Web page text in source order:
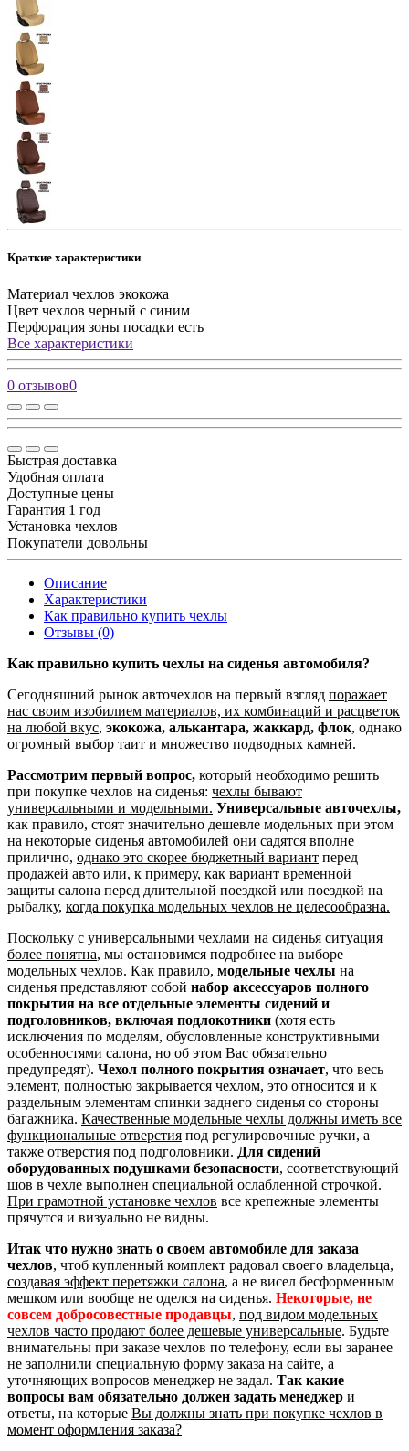
Краткие характеристики
Материал чехлов экокожа
Цвет чехлов черный с синим
Перфорация зоны посадки есть
Все характеристики
0 отзывов0
Быстрая доставка
Удобная оплата
Доступные цены
Гарантия 1 год
Установка чехлов
Покупатели довольны
Описание
Характеристики
Как правильно купить чехлы
Отзывы (0)
Как правильно купить чехлы на сиденья автомобиля?
Сегодняшний рынок авточехлов на первый взгляд поражает
нас своим изобилием материалов, их комбинаций и расцветок
на любой вкус, экокожа, алькантара, жаккард, флок, однако
огромный выбор таит и множество подводных камней.
Рассмотрим первый вопрос, который необходимо решить
при покупке чехлов на сиденья: чехлы бывают
универсальными и модельными. Универсальные авточехлы,
как правило, стоят значительно дешевле модельных при этом
на некоторые сиденья автомобилей они садятся вполне
прилично, однако это скорее бюджетный вариант перед
продажей авто или, к примеру, как вариант временной
защиты салона перед длительной поездкой или поездкой на
рыбалку, когда покупка модельных чехлов не целесообразна.
Поскольку с универсальными чехлами на сиденья ситуация
более понятна, мы остановимся подробнее на выборе
модельных чехлов. Как правило, модельные чехлы на
сиденья представляют собой набор аксессуаров полного
покрытия на все отдельные элементы сидений и
подголовников, включая подлокотники (хотя есть
исключения по моделям, обусловленные конструктивными
особенностями салона, но об этом Вас обязательно
предупредят). Чехол полного покрытия означает, что весь
элемент, полностью закрывается чехлом, это относится и к
раздельным элементам спинки заднего сиденья со стороны
багажника. Качественные модельные чехлы должны иметь все
функциональные отверстия под регулировочные ручки, а
также отверстия под подголовники. Для сидений
оборудованных подушками безопасности, соответствующий
шов в чехле выполнен специальной ослабленной строчкой.
При грамотной установке чехлов все крепежные элементы
прячутся и визуально не видны.
Итак что нужно знать о своем автомобиле для заказа
чехлов, чтоб купленный комплект радовал своего владельца,
создавая эффект перетяжки салона, а не висел бесформенным
мешком или вообще не оделся на сиденья. Некоторые, не
совсем добросовестные продавцы, под видом модельных
чехлов часто продают более дешевые универсальные. Будьте
внимательны при заказе чехлов по телефону, если вы заранее
не заполнили специальную форму заказа на сайте, а
уточняющих вопросов менеджер не задал. Так какие
вопросы вам обязательно должен задать менеджер и
ответы, на которые Вы должны знать при покупке чехлов в
момент оформления заказа?